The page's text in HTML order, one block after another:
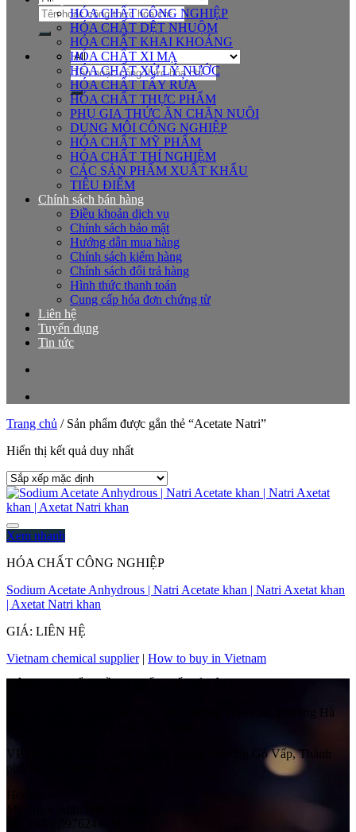
Tìm
kiếm:
Tìm
kiếm:
HÓA CHẤT CÔNG NGHIỆP
HÓA CHẤT DỆT NHUỘM
HÓA CHẤT KHAI KHOÁNG
HÓA CHẤT XI MẠ
HÓA CHẤT XỬ LÝ NƯỚC
HÓA CHẤT TẨY RỬA
HÓA CHẤT THỰC PHẨM
PHỤ GIA THỨC ĂN CHĂN NUÔI
DUNG MÔI CÔNG NGHIỆP
HÓA CHẤT MỸ PHẨM
HÓA CHẤT THÍ NGHIỆM
CÁC SẢN PHẨM XUẤT KHẨU
TIÊU ĐIỂM
Chính sách bán hàng
Điều khoản dịch vụ
Chính sách bảo mật
Hướng dẫn mua hàng
Chính sách kiểm hàng
Chính sách đổi trả hàng
Hình thức thanh toán
Cung cấp hóa đơn chứng từ
Liên hệ
Tuyển dụng
Tin tức
Trang chủ /Sản phẩm được gắn thẻ “Acetate Natri”
Hiển thị kết quả duy nhất
Xem nhanh
HÓA CHẤT CÔNG NGHIỆP
Sodium Acetate Anhydrous | Natri Acetate khan | Natri Axetat khan
| Axetat Natri khan
GIÁ: LIÊN HỆ
Vietnam chemical supplier| How to buy in Vietnam
Số 41 Ngách 58 Ngõ 108, Đường Trần Phú, Phường Hà
VP HCM:
Số 525/1/10H Quang Trung, Phường Gò Vấp, Thành
phố Hồ Chí Minh, Việt Nam
Hotline:
Mr. Ngọc Anh: 0983565628
Mr. Tuấn: 0976244181 (HN)